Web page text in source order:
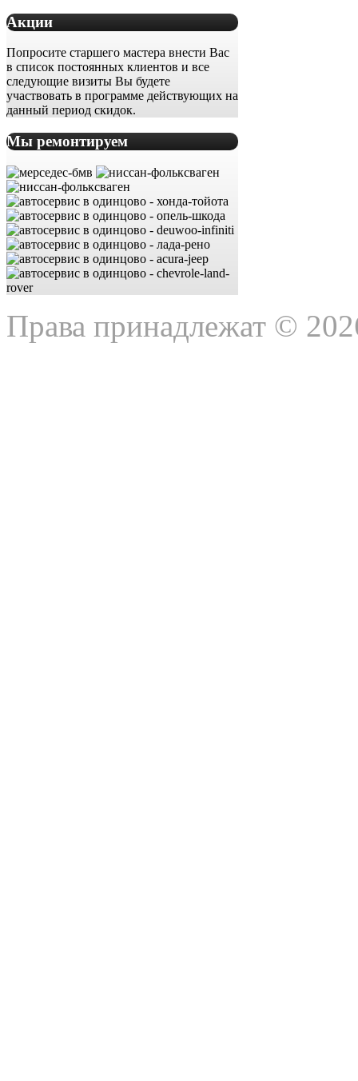
Акции
Попросите старшего мастера внести Вас
в список постоянных клиентов и все
следующие визиты Вы будете
участвовать в программе действующих на
данный период скидок.
Мы ремонтируем
Права принадлежат ©